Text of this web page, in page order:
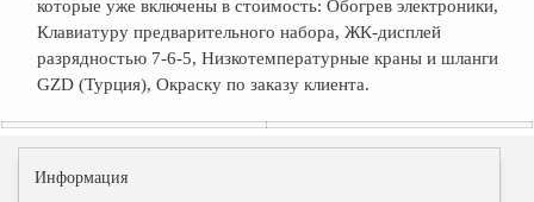
которые уже включены в стоимость: Обогрев электроники,
Клавиатуру предварительного набора, ЖК-дисплей
разрядностью 7-6-5, Низкотемпературные краны и шланги
GZD (Турция), Окраску по заказу клиента.
Информация